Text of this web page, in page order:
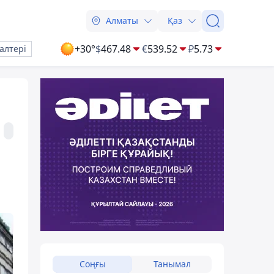
Алматы Қаз
+30°$467.48 €539.52 ₽5.73
Соңғы Танымал